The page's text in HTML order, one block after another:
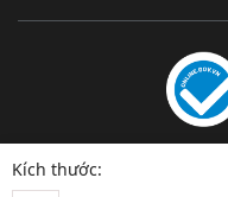
Kích thước: